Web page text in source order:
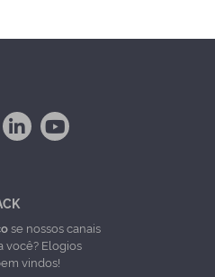
se nossos canais
você? Elogios
vindos!